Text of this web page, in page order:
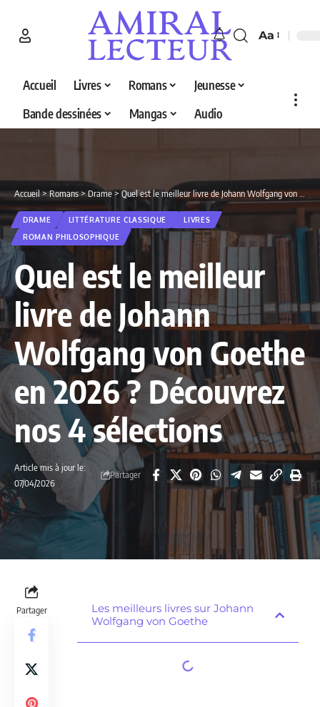
Aa
Accueil Livres Romans
Jeunesse
Bande dessinées
Mangas Audio
Accueil>Romans>Drame>Quel est le meilleur livre de Johann Wolfgang von Goethe en 2026 ? Découvrez nos 4 sélections
DRAME LITTÉRATURE CLASSIQUE
LIVRES
ROMAN PHILOSOPHIQUE
Quel est le meilleur
livre de Johann
Wolfgang von Goethe
en 2026 ? Découvrez
nos 4 sélections
Article mis à jour le:
07/04/2026
Partager
Partager
Les meilleurs livres sur Johann
Wolfgang von Goethe